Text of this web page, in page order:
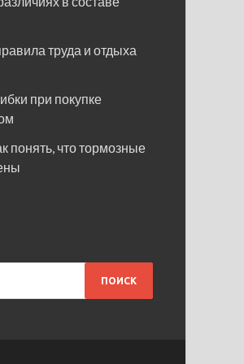
труда и отдыха
при покупке
понять, что тормозные